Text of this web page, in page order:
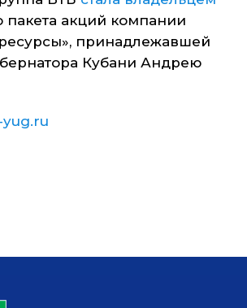
пакета акций компании
принадлежавшей
Кубани Андрею